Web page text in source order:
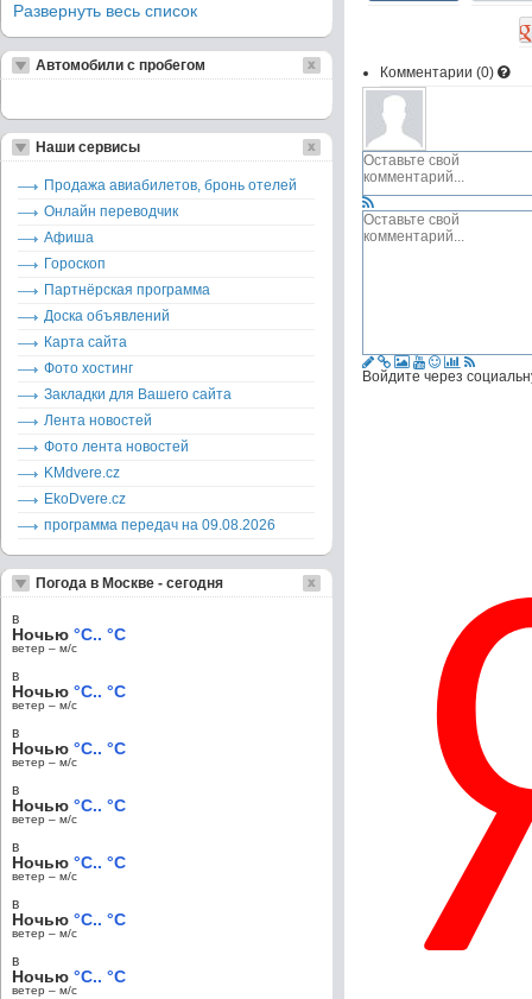
Комментарии (0)
Войдите через
Развернуть весь список
Автомобили с пробегом
Наши сервисы
Продажа авиабилетов, бронь отелей
Онлайн переводчик
Афиша
Гороскоп
Партнёрская программа
Доска объявлений
Карта сайта
Фото хостинг
Закладки для Вашего сайта
Лента новостей
Фото лента новостей
KMdvere.cz
EkoDvere.cz
программа передач на 09.08.2026
Погода в Москве - сегодня
в
Ночью °C.. °C
ветер – м/c
в
Ночью °C.. °C
ветер – м/c
в
Ночью °C.. °C
ветер – м/c
в
Ночью °C.. °C
ветер – м/c
в
Ночью °C.. °C
ветер – м/c
в
Ночью °C.. °C
ветер – м/c
в
Ночью °C.. °C
ветер – м/c